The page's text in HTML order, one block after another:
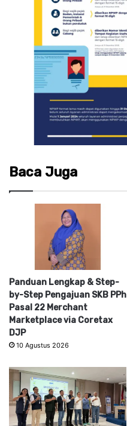
Baca Juga
Panduan Lengkap & Step-
by-Step Pengajuan SKB PPh
Pasal 22 Merchant
Marketplace via Coretax
DJP
10 Agustus 2026